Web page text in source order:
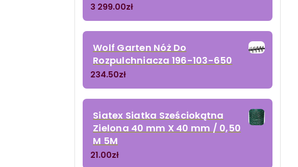
3 299.00zł
Wolf Garten Nóż Do
Rozpulchniacza 196-103-650
234.50zł
Siatex Siatka Sześciokątna
Zielona 40 mm X 40 mm / 0,50
M 5M
21.00zł